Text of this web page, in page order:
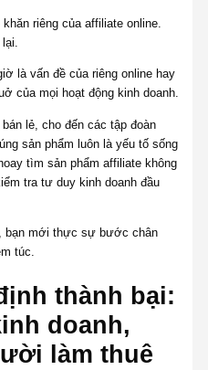
riêng của affiliate online.
là vấn đề của riêng online hay
của mọi hoạt động kinh doanh.
lẻ, cho đến các tập đoàn
sản phẩm luôn là yếu tố sống
tìm sản phẩm affiliate không
tra tư duy kinh doanh đầu
bạn mới thực sự bước chân
túc.
thành bại:
doanh,
làm thuê